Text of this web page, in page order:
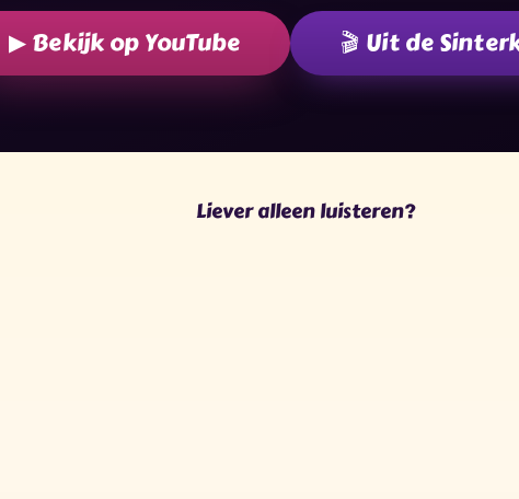
▶ Bekijk op YouTube 🎬 Uit de
Liever alleen luisteren?